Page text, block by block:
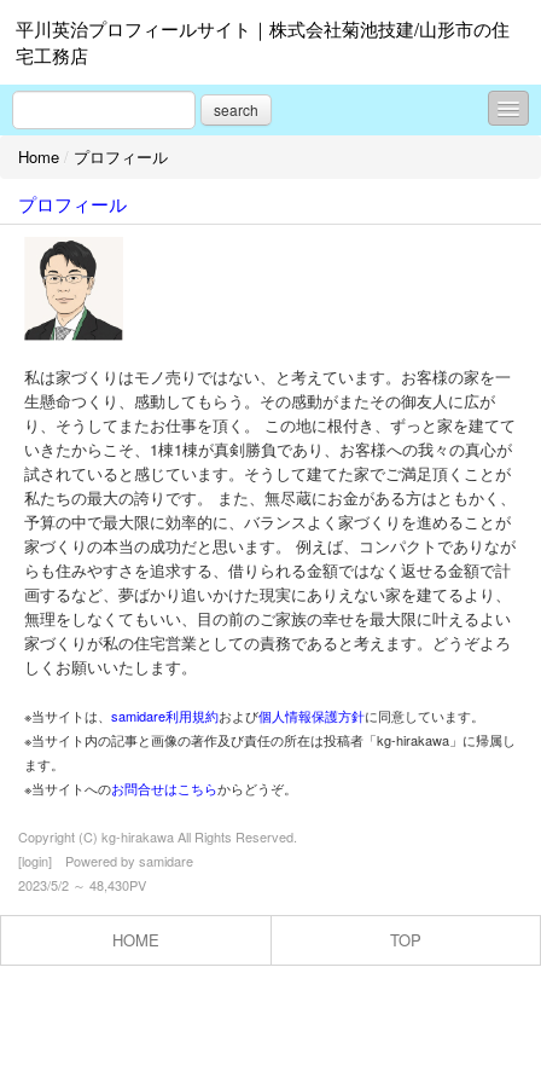
平川英治プロフィールサイト｜株式会社菊池技建/山形市の住
宅工務店
search
コンテンツ
プロフィール
お問合せ
Home / プロフィール
プロフィール
私は家づくりはモノ売りではない、と考えています。お客様の家を一
生懸命つくり、感動してもらう。その感動がまたその御友人に広が
り、そうしてまたお仕事を頂く。 この地に根付き、ずっと家を建てて
いきたからこそ、1棟1棟が真剣勝負であり、お客様への我々の真心が
試されていると感じています。そうして建てた家でご満足頂くことが
私たちの最大の誇りです。 また、無尽蔵にお金がある方はともかく、
予算の中で最大限に効率的に、バランスよく家づくりを進めることが
家づくりの本当の成功だと思います。 例えば、コンパクトでありなが
らも住みやすさを追求する、借りられる金額ではなく返せる金額で計
画するなど、夢ばかり追いかけた現実にありえない家を建てるより、
無理をしなくてもいい、目の前のご家族の幸せを最大限に叶えるよい
家づくりが私の住宅営業としての責務であると考えます。どうぞよろ
しくお願いいたします。
※当サイトは、 samidare利用規約および個人情報保護方針に同意しています。
※当サイト内の記事と画像の著作及び責任の所在は投稿者「kg-hirakawa」に帰属し
ます。
※当サイトへのお問合せはこちらからどうぞ。
Copyright (C) kg-hirakawa All Rights Reserved.
[login] Powered by samidare
2023/5/2 ～ 48,430PV
HOME TOP